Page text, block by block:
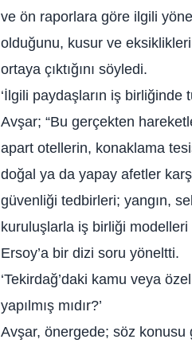
ve ön raporlara göre ilgili
olduğunu, kusur ve
ortaya çıktığını söyledi.
‘İlgili paydaşların iş
Avşar; “Bu gerçekten
apart otellerin, konaklama
doğal ya da yapay afetler
güvenliği tedbirleri; yangın,
kuruluşlarla iş birliği
Ersoy’a bir dizi soru yöneltti.
‘Tekirdağ’daki kamu veya
yapılmış mıdır?’
Avşar, önergede; söz konusu